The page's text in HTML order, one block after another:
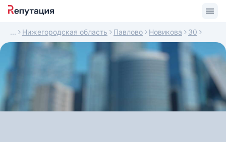
Нижегородская область Павлово Новикова 30